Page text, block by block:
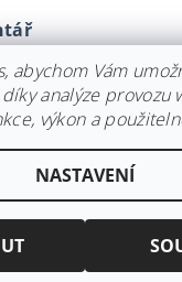
BRIANNA , všechna práva
cookies
abychom Vám
analýze provozu
výkon a
NASTAVENÍ